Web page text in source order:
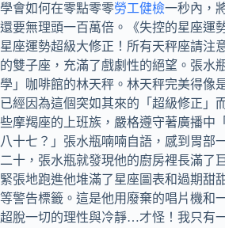
學會如何在零點零零勞工健檢一秒內，
還要無理頭一百萬倍。《失控的星座運
星座運勢超級大修正！所有天秤座請注
的雙子座，充滿了戲劇性的絕望。張水
學」咖啡館的林天秤。林天秤完美得像
已經因為這個突如其來的「超級修正」
些摩羯座的上班族，嚴格遵守著廣播中
八十七？」張水瓶喃喃自語，感到胃部
二十，張水瓶就發現他的廚房裡長滿了
緊張地跑進他堆滿了星座圖表和過期甜
等警告標籤。這是他用廢棄的唱片機和
超脫一切的理性與冷靜…才怪！我只有